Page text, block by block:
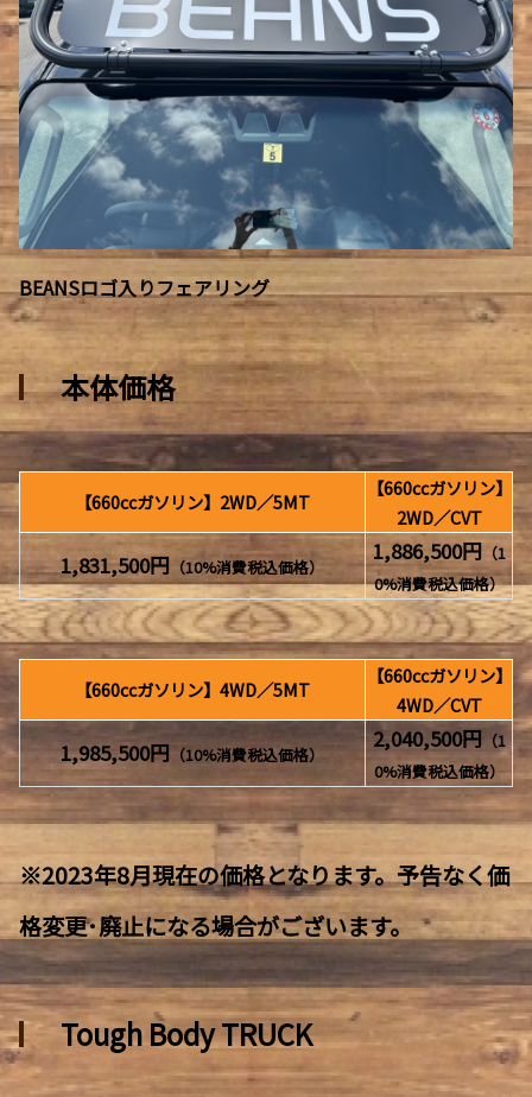
BEANSロゴ入りフェアリング
本体価格
【660ccガソリン】2WD／5MT
【660ccガソリン】
2WD／CVT
1,831,500円 （10%消費税込価格）
1,886,500円（1
0%消費税込価格）
【660ccガソリン】4WD／5MT
【660ccガソリン】
4WD／CVT
1,985,500円 （10%消費税込価格）
2,040,500円（1
0%消費税込価格）
※2023年8月現在の価格となります。予告なく価
格変更･廃止になる場合がございます。
Tough Body TRUCK